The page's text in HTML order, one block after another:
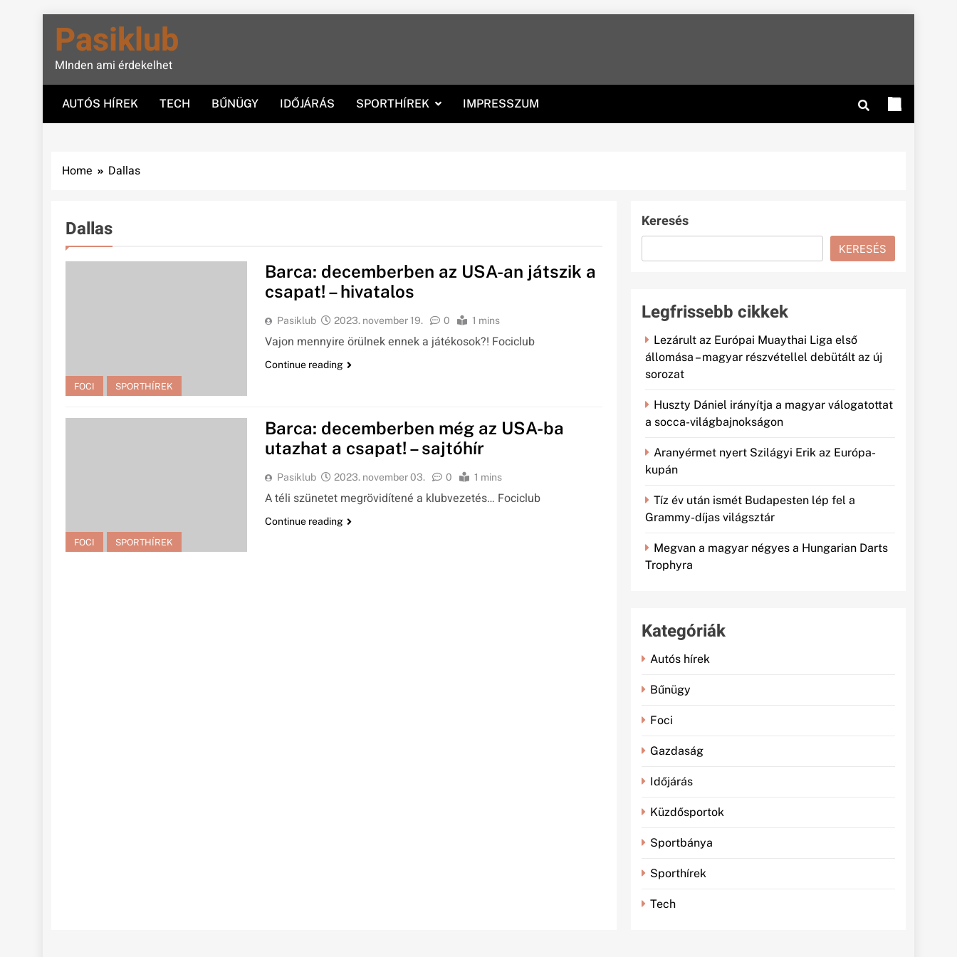
content
Pasiklub
MInden ami érdekelhet
AUTÓS HÍREK TECH BŰNÜGY IDŐJÁRÁS SPORTHÍREK IMPRESSZUM
Home Dallas
Dallas
FOCI SPORTHÍREK
Barca: decemberben az USA-an játszik a
csapat! – hivatalos
Pasiklub 2023. november 19. 0 1 mins
Vajon mennyire örülnek ennek a játékosok?! Fociclub
Continue reading
FOCI SPORTHÍREK
Barca: decemberben még az USA-ba
utazhat a csapat! – sajtóhír
Pasiklub 2023. november 03. 0 1 mins
A téli szünetet megrövidítené a klubvezetés… Fociclub
Continue reading
Keresés
KERESÉS
Legfrissebb cikkek
Lezárult az Európai Muaythai Liga első
állomása – magyar részvétellel debütált az új
sorozat
Huszty Dániel irányítja a magyar válogatottat
a socca-világbajnokságon
Aranyérmet nyert Szilágyi Erik az Európa-
kupán
Tíz év után ismét Budapesten lép fel a
Grammy-díjas világsztár
Megvan a magyar négyes a Hungarian Darts
Trophyra
Kategóriák
Autós hírek
Bűnügy
Foci
Gazdaság
Időjárás
Küzdősportok
Sportbánya
Sporthírek
Tech